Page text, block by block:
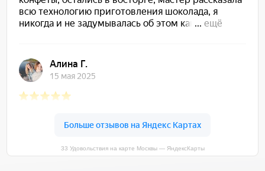
33 Удовольствия на карте Москвы — ЯндексКарты